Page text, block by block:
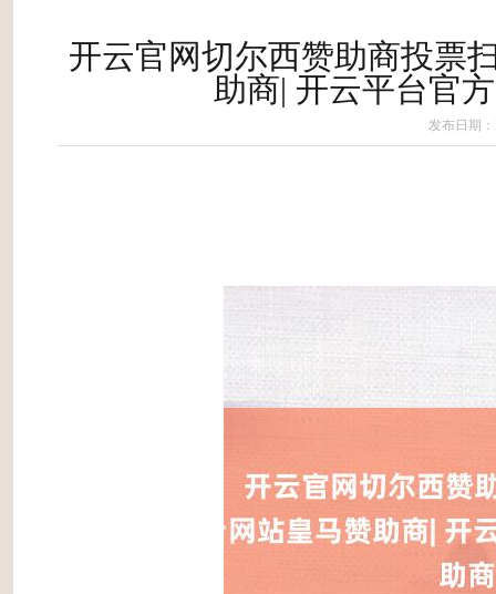
开云官网切尔西赞助商投票
助商| 开云平台官
发布日期